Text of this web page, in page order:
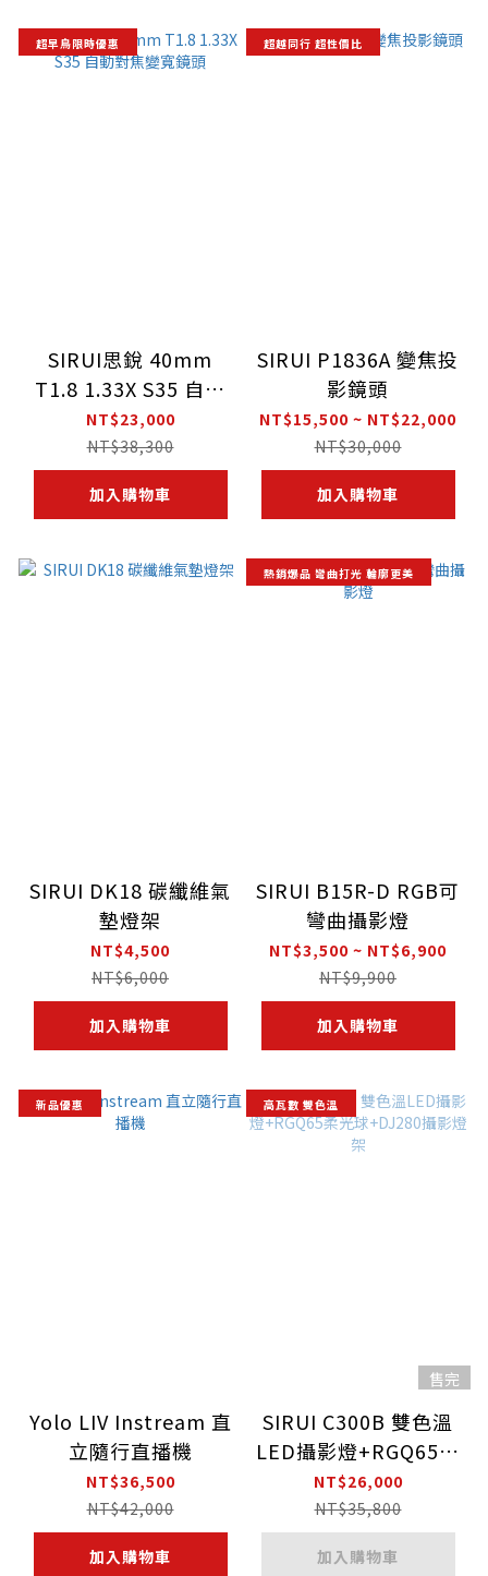
超早鳥限時優惠
SIRUI思銳 40mm
T1.8 1.33X S35 自動
對焦變寬鏡頭
NT$23,000
NT$38,300
加入購物車
超越同行 超性價比
SIRUI P1836A 變焦投
影鏡頭
NT$15,500 ~ NT$22,000
NT$30,000
加入購物車
SIRUI DK18 碳纖維氣
墊燈架
NT$4,500
NT$6,000
加入購物車
熱銷爆品 彎曲打光 輪廓更美
SIRUI B15R-D RGB可
彎曲攝影燈
NT$3,500 ~ NT$6,900
NT$9,900
加入購物車
新品優惠
Yolo LIV Instream 直
立隨行直播機
NT$36,500
NT$42,000
加入購物車
高瓦數 雙色溫
售完
SIRUI C300B 雙色溫
LED攝影燈+RGQ65柔
光球+DJ280攝影燈架
NT$26,000
NT$35,800
加入購物車